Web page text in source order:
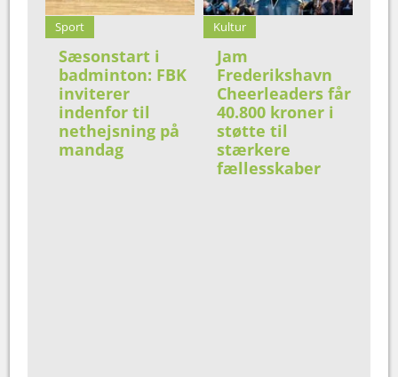
Sport
Sæsonstart i
badminton: FBK
inviterer
indenfor til
nethejsning på
mandag
Kultur
Jam
Frederikshavn
Cheerleaders får
40.800 kroner i
støtte til
stærkere
fællesskaber